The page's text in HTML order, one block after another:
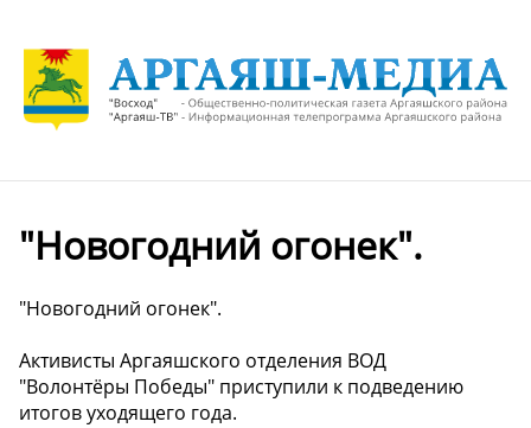
"Новогодний огонек".
"Новогодний огонек".
Активисты Аргаяшского отделения ВОД
"Волонтёры Победы" приступили к подведению
итогов уходящего года.